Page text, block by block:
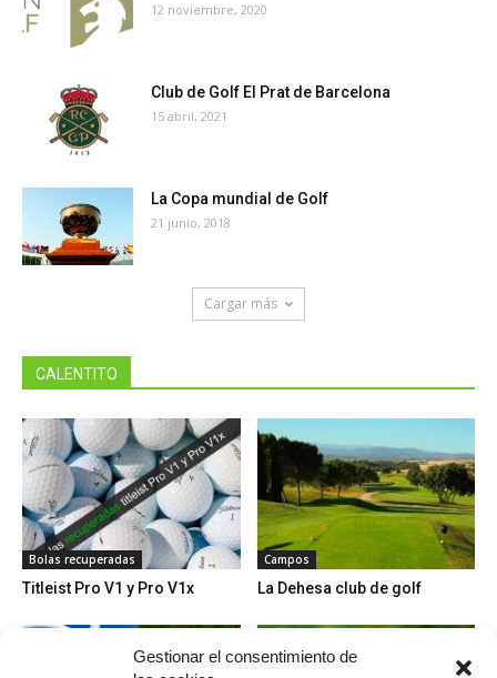
Gestionar el consentimiento de
12 noviembre, 2020
Club de Golf El Prat de Barcelona
15 abril, 2021
La Copa mundial de Golf
21 junio, 2018
Cargar más
CALENTITO
Bolas recuperadas
Titleist Pro V1 y Pro V1x
Campos
La Dehesa club de golf